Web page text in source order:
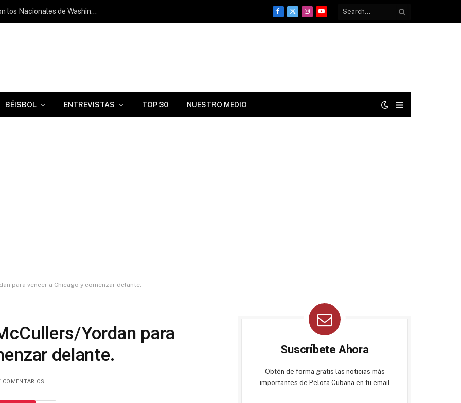
Orlando Ribalta firma su décimo hold con los Nacionales de Washington
Facebook
X
InstagramYouTube
BÉISBOL ENTREVISTAS TOP 30 NUESTRO MEDIO
para vencer a Chicago y comenzar delante.
Yordan para
delante.
COMENTARIOS
Suscríbete Ahora
Obtén de forma gratis las noticias más
importantes de Pelota Cubana en tu email